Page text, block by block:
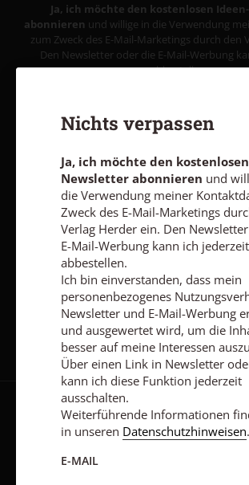
Ja, ich möchte den kostenlosen
abonnieren und willige in die Verwendung
zum Zweck des E-Mail-Marketings durch den
Den Newsletter oder die E-Mail-Werbung
abbestellen.
und ausgewertet wird, um die Inhalte
Interessen auszurichten. Über einen Link in
Weiterführende Informationen finden
Datenschutzhinweisen.
AGB und Widerrufsbelehrung Datenschutz
Impressum
Nichts verpassen
Ja, ich möchte den
Newsletter abonnieren und
die Verwendung meiner
Zweck des E-Mail-Marketings
Verlag Herder ein. Den
E-Mail-Werbung kann ich jederzeit
abbestellen.
Ich bin einverstanden, dass mein
personenbezogenes
Newsletter und E-Mail-Werbung
und ausgewertet wird, um die
besser auf meine Interessen
Über einen Link in Newsletter
kann ich diese Funktion jederzeit
ausschalten.
Weiterführende Informationen
in unseren Datenschutzhinweisen.
E-MAIL